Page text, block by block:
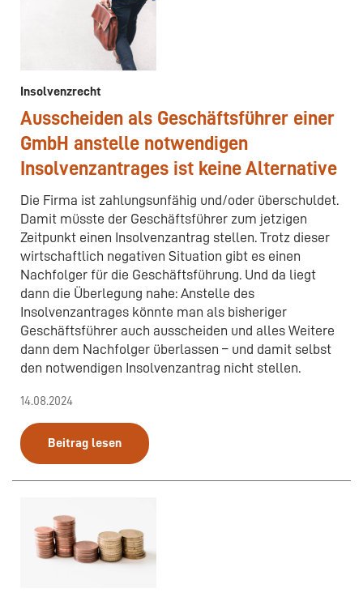
Insolvenzrecht
Ausscheiden als Geschäftsführer einer
GmbH anstelle notwendigen
Insolvenzantrages ist keine Alternative
Die Firma ist zahlungsunfähig und/oder überschuldet.
Damit müsste der Geschäftsführer zum jetzigen
Zeitpunkt einen Insolvenzantrag stellen. Trotz dieser
wirtschaftlich negativen Situation gibt es einen
Nachfolger für die Geschäftsführung. Und da liegt
dann die Überlegung nahe: Anstelle des
Insolvenzantrages könnte man als bisheriger
Geschäftsführer auch ausscheiden und alles Weitere
dann dem Nachfolger überlassen – und damit selbst
den notwendigen Insolvenzantrag nicht stellen.
14.08.2024
Beitrag lesen